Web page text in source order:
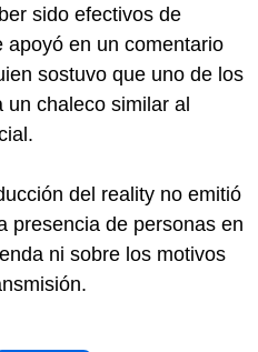
sido efectivos de
apoyó en un comentario
sostuvo que uno de los
un chaleco similar al
del reality no emitió
presencia de personas en
ni sobre los motivos